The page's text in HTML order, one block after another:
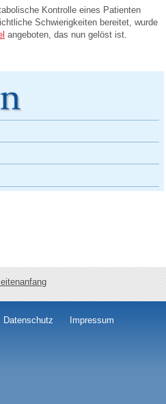
Kontrolle eines Patienten
Schwierigkeiten bereitet, wurde
angeboten, das nun gelöst ist.
Datenschutz Impressum